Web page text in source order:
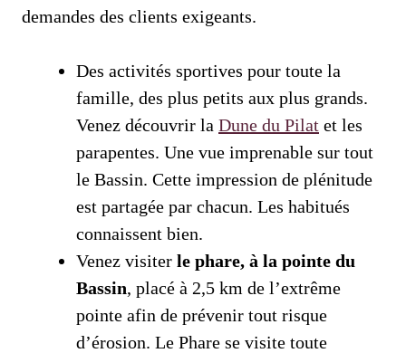
demandes des clients exigeants.
Des activités sportives pour toute la
famille, des plus petits aux plus grands.
Venez découvrir la Dune du Pilat et les
parapentes. Une vue imprenable sur tout
le Bassin. Cette impression de plénitude
est partagée par chacun. Les habitués
connaissent bien.
Venez visiter le phare, à la pointe du
Bassin, placé à 2,5 km de l’extrême
pointe afin de prévenir tout risque
d’érosion. Le Phare se visite toute